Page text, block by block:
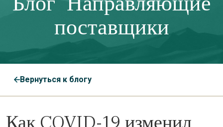
поставщики
Вернуться к блогу